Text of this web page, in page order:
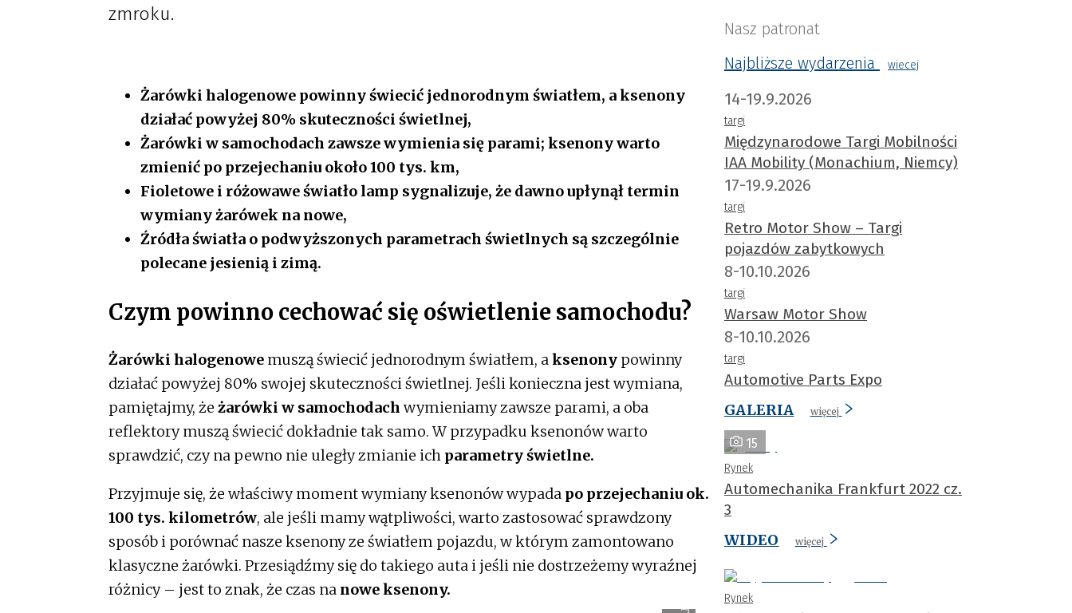
zmroku.
Żarówki halogenowe powinny świecić jednorodnym światłem, a ksenony
działać powyżej 80% skuteczności świetlnej,
Żarówki w samochodach zawsze wymienia się parami; ksenony warto
zmienić po przejechaniu około 100 tys. km,
Fioletowe i różowawe światło lamp sygnalizuje, że dawno upłynął termin
wymiany żarówek na nowe,
Źródła światła o podwyższonych parametrach świetlnych są szczególnie
polecane jesienią i zimą.
Czym powinno cechować się oświetlenie samochodu?
Żarówki halogenowe muszą świecić jednorodnym światłem, aksenony powinny
działać powyżej 80% swojej skuteczności świetlnej. Jeśli konieczna jest wymiana,
pamiętajmy, że żarówki w samochodachwymieniamy zawsze parami, a oba
reflektory muszą świecić dokładnie tak samo. W przypadku ksenonów warto
sprawdzić, czy na pewno nie uległy zmianie ich parametry świetlne.
Przyjmuje się, że właściwy moment wymiany ksenonów wypada po przejechaniu ok.
100 tys. kilometrów, ale jeśli mamy wątpliwości, warto zastosować sprawdzony
sposób i porównać nasze ksenony ze światłem pojazdu, w którym zamontowano
klasyczne żarówki. Przesiądźmy się do takiego auta i jeśli nie dostrzeżemy wyraźnej
różnicy – jest to znak, że czas na nowe ksenony.
Nasz patronat
Najbliższe wydarzenia
wiecej
14-19.9.2026
targi
Międzynarodowe Targi Mobilności
IAA Mobility (Monachium, Niemcy)
17-19.9.2026
targi
Retro Motor Show – Targi
pojazdów zabytkowych
8-10.10.2026
targi
Warsaw Motor Show
8-10.10.2026
targi
Automotive Parts Expo
GALERIA
więcej
15
Rynek
Automechanika Frankfurt 2022 cz.
3
WIDEO
więcej
Rynek